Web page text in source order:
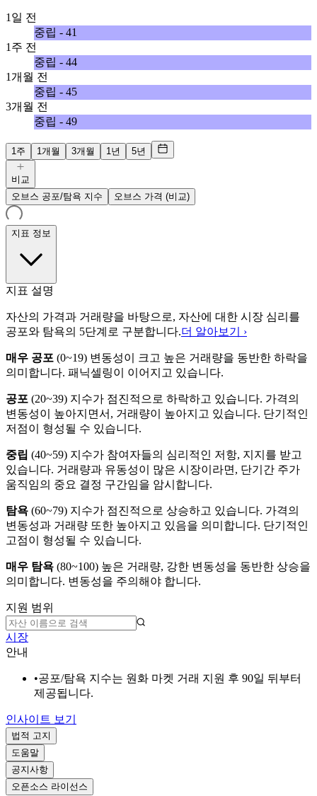
1일 전
중립 - 41
1주 전
중립 - 44
1개월 전
중립 - 45
3개월 전
중립 - 49
1주 1개월 3개월 1년 5년
비교
오브스 공포/탐욕 지수
오브스 가격 (비교)
지표 정보
지표 설명
자산의 가격과 거래량을 바탕으로, 자산에 대한 시장 심리를
공포와 탐욕의 5단계로 구분합니다.더 알아보기 ›
매우 공포 (0~19) 변동성이 크고 높은 거래량을 동반한 하락을
의미합니다. 패닉셀링이 이어지고 있습니다.
공포 (20~39) 지수가 점진적으로 하락하고 있습니다. 가격의
변동성이 높아지면서, 거래량이 높아지고 있습니다. 단기적인
저점이 형성될 수 있습니다.
중립 (40~59) 지수가 참여자들의 심리적인 저항, 지지를 받고
있습니다. 거래량과 유동성이 많은 시장이라면, 단기간 주가
움직임의 중요 결정 구간임을 암시합니다.
탐욕 (60~79) 지수가 점진적으로 상승하고 있습니다. 가격의
변동성과 거래량 또한 높아지고 있음을 의미합니다. 단기적인
고점이 형성될 수 있습니다.
매우 탐욕 (80~100) 높은 거래량, 강한 변동성을 동반한 상승을
의미합니다. 변동성을 주의해야 합니다.
지원 범위
시장
안내
•공포/탐욕 지수는 원화 마켓 거래 지원 후 90일 뒤부터
제공됩니다.
인사이트 보기
법적 고지
도움말
공지사항
오픈소스 라이선스